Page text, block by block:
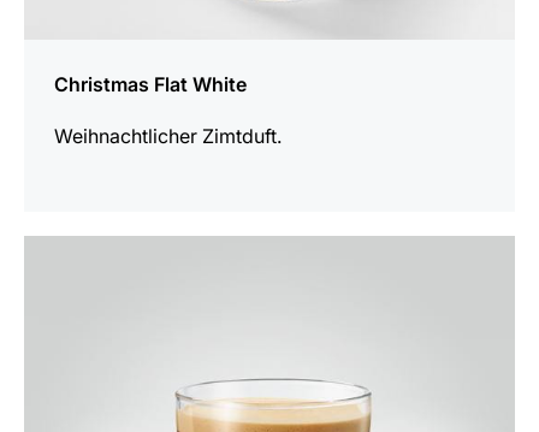
Christmas Flat White
Weihnachtlicher Zimtduft.